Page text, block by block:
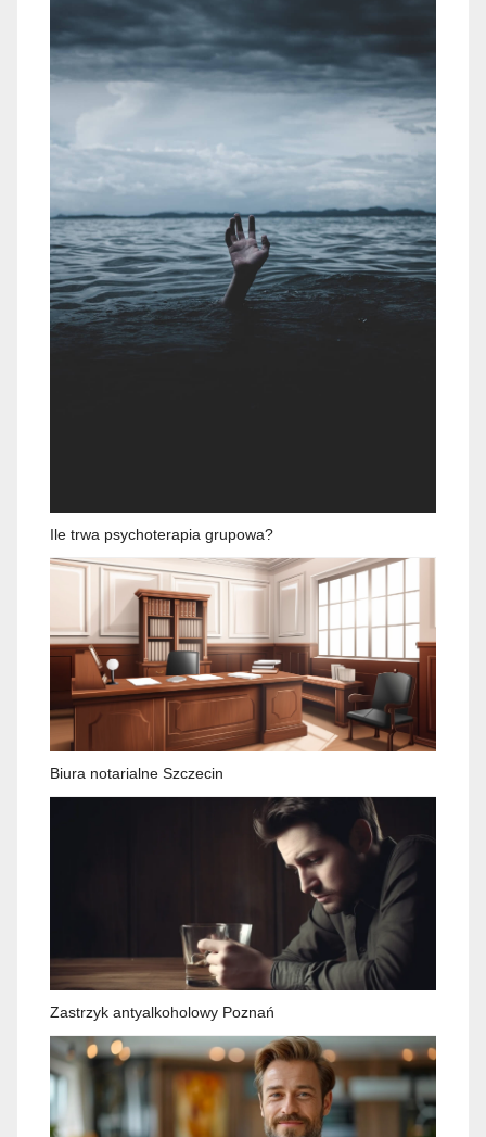
Ile trwa psychoterapia grupowa?
Biura notarialne Szczecin
Zastrzyk antyalkoholowy Poznań